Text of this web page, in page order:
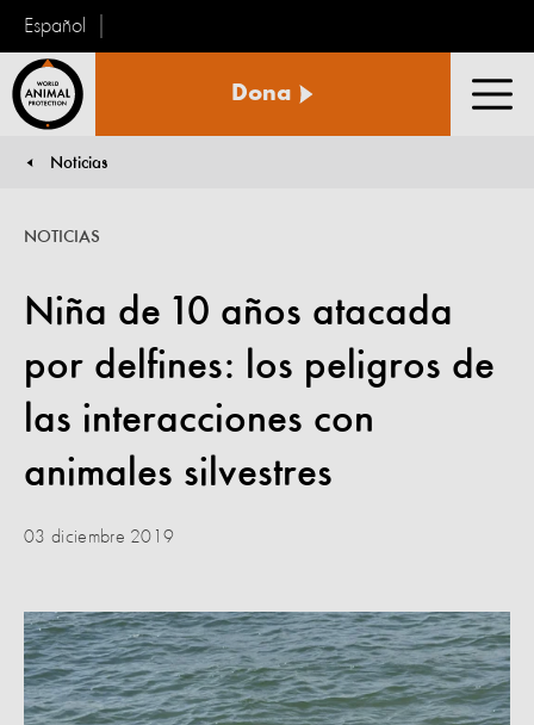
Español
Animal
Dona
Noticias
Niña de 10 años atacada
por delfines: los peligros de
las interacciones con
animales silvestres
NOTICIAS
03 diciembre 2019